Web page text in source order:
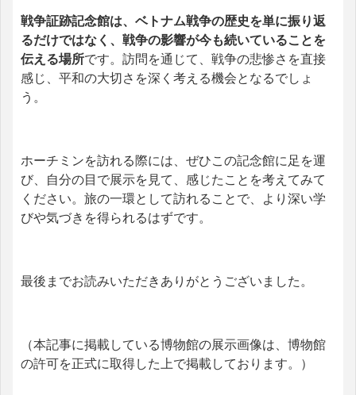
戦争証跡記念館は、ベトナム戦争の歴史を単に振り返
るだけではなく、戦争の影響が今も続いていることを
伝える場所です。 訪問を通じて、戦争の悲惨さを直接
感じ、平和の大切さを深く考える機会となるでしょ
う。
ホーチミンを訪れる際には、ぜひこの記念館に足を運
び、自分の目で展示を見て、感じたことを考えてみて
ください。 旅の一環として訪れることで、より深い学
びや気づきを得られるはずです。
最後までお読みいただきありがとうございました。
（本記事に掲載している博物館の展示画像は、博物館
の許可を正式に取得した上で掲載しております。）